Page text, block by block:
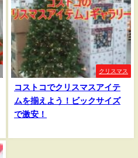
クリスマス
コストコでクリスマスアイテ
ムを揃えよう！ビックサイズ
で激安！